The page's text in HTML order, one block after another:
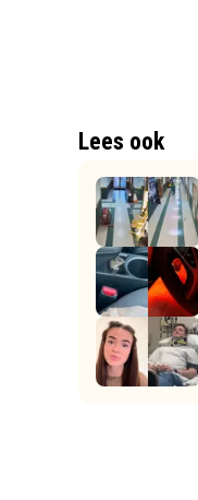
Lees ook